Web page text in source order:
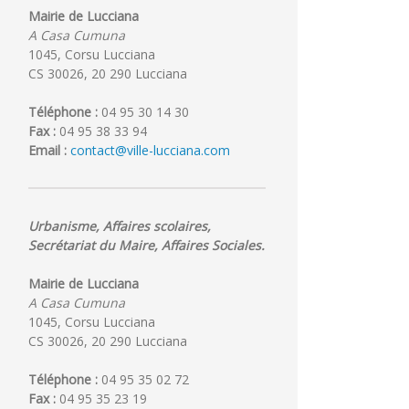
PLU
Moments
concertation
29
Mairie de Lucciana
A Casa Cumuna
1045, Corsu Lucciana
CS 30026, 20 290 Lucciana
Téléphone : 04 95 30 14 30
Fax : 04 95 38 33 94
Email : contact@ville-lucciana.com
Urbanisme, Affaires scolaires,
Secrétariat du Maire, Affaires Sociales.
Mairie de Lucciana
A Casa Cumuna
1045, Corsu Lucciana
CS 30026, 20 290 Lucciana
Téléphone : 04 95 35 02 72
Fax : 04 95 35 23 19